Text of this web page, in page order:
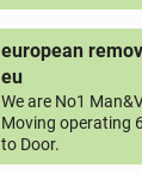
european
eu
We are No1
Moving operating
to Door.